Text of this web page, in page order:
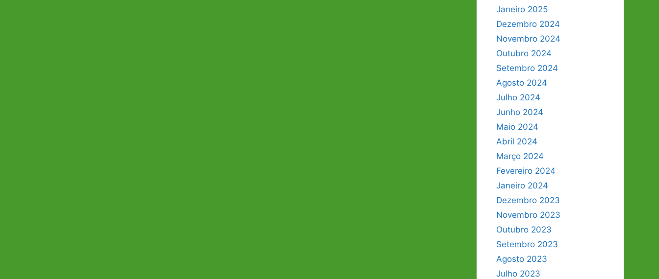
Janeiro 2025
Dezembro 2024
Novembro 2024
Outubro 2024
Setembro 2024
Agosto 2024
Julho 2024
Junho 2024
Maio 2024
Abril 2024
Março 2024
Fevereiro 2024
Janeiro 2024
Dezembro 2023
Novembro 2023
Outubro 2023
Setembro 2023
Agosto 2023
Julho 2023